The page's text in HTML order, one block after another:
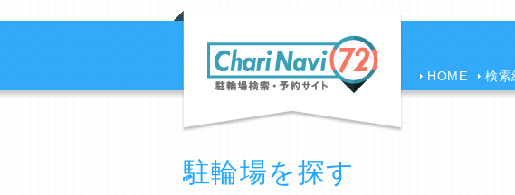
HOME 検索
駐輪場を探す